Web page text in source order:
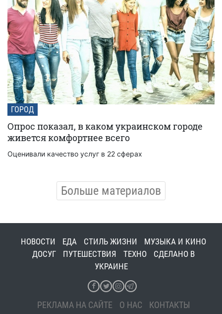
ГОРОД
Опрос показал, в каком украинском городе
живется комфортнее всего
Оценивали качество услуг в 22 сферах
Больше материалов
НОВОСТИ ЕДА СТИЛЬ ЖИЗНИ
МУЗЫКА И КИНО
ДОСУГ
ПУТЕШЕСТВИЯ ТЕХНО
СДЕЛАНО В
УКРАИНЕ
РЕКЛАМА НА САЙТЕ О НАС
КОНТАКТЫ